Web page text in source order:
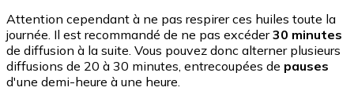
Attention cependant à ne pas respirer ces huiles toute la
journée. Il est recommandé de ne pas excéder30 minutes
de diffusion à la suite. Vous pouvez donc alterner plusieurs
diffusions de 20 à 30 minutes, entrecoupées de pauses
d'une demi-heure à une heure.